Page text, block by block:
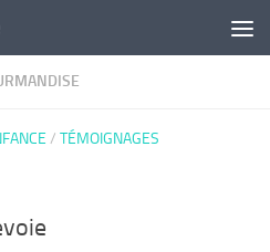
/ TÉMOIGNAGES